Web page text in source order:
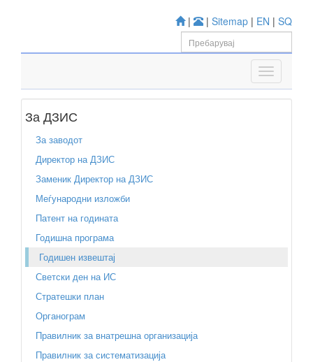
| | Sitemap | EN | SQ
За ДЗИС
За заводот
Директор на ДЗИС
Заменик Директор на ДЗИС
Меѓународни изложби
Патент на годината
Годишна програма
Годишен извештај
Светски ден на ИС
Стратешки план
Органограм
Правилник за внатрешна организација
Правилник за систематизација